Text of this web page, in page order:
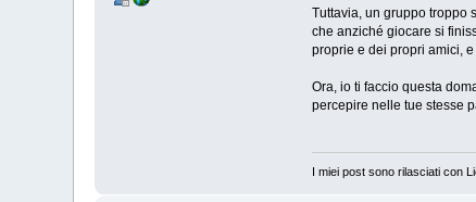
Tuttavia, un gruppo troppo
che anziché giocare si
proprie e dei propri amici,
Ora, io ti faccio questa
percepire nelle tue stesse
I miei post sono rilasciati con